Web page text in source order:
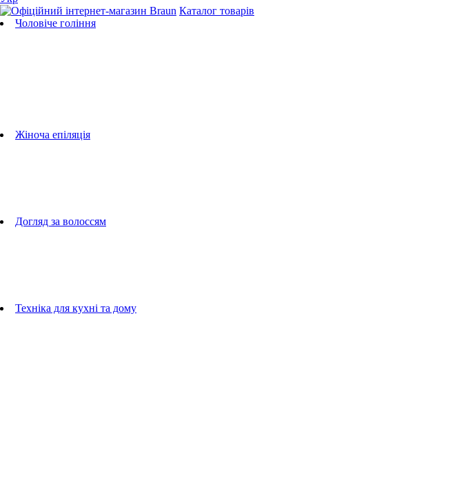
Каталог товарів
Чоловіче гоління
Жіноча епіляція
Догляд за волоссям
Техніка для кухні та дому